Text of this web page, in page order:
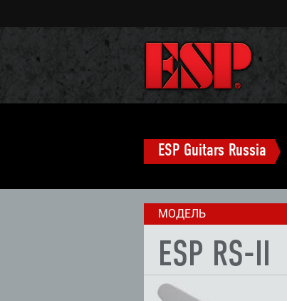
ESP Guitars Russia
МОДЕЛЬ
ESP RS-II